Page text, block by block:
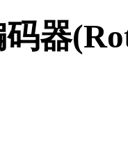
器